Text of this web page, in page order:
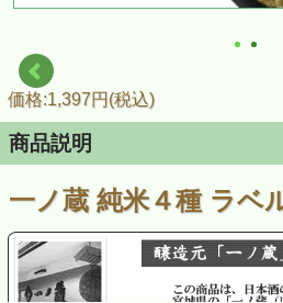
価格:1,397円(税込)
商品説明
一ノ蔵 純米４種 ラベ